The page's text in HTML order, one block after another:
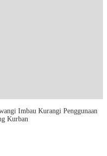
Imbau Kurangi Penggunaan
Kurban